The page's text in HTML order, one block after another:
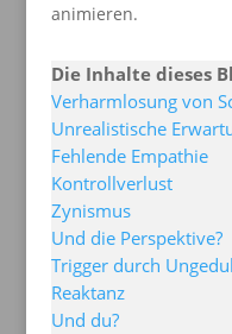
animieren.
Die Inhalte dieses
Verharmlosung von
Unrealistische
Fehlende Empathie
Kontrollverlust
Zynismus
Und die Perspektive?
Trigger durch
Reaktanz
Und du?